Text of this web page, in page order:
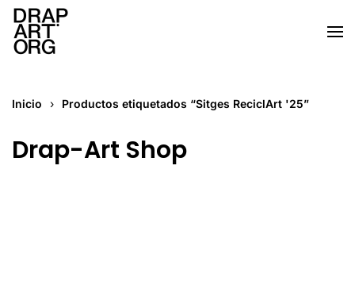
Ir al contenido principal
Inicio Productos etiquetados “Sitges ReciclArt '25”
Drap-Art Shop